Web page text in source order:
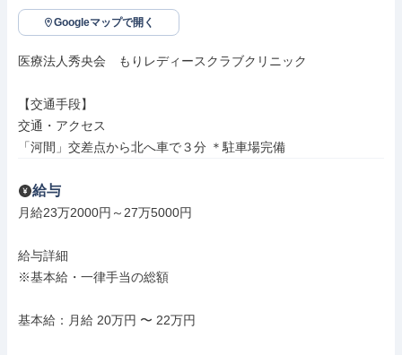
Googleマップで開く
医療法人秀央会　もりレディースクラブクリニック
【交通手段】
交通・アクセス
「河間」交差点から北へ車で３分 ＊駐車場完備
給与
月給23万2000円～27万5000円
給与詳細
※基本給・一律手当の総額
基本給：月給 20万円 〜 22万円